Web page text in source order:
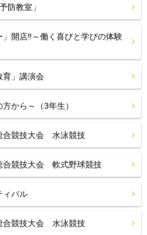
防教室」
開店‼︎～働く喜びと学びの体験
育」講演会
から～（3年生）
合競技大会 水泳競技
合競技大会 軟式野球競技
ィバル
合競技大会 水泳競技